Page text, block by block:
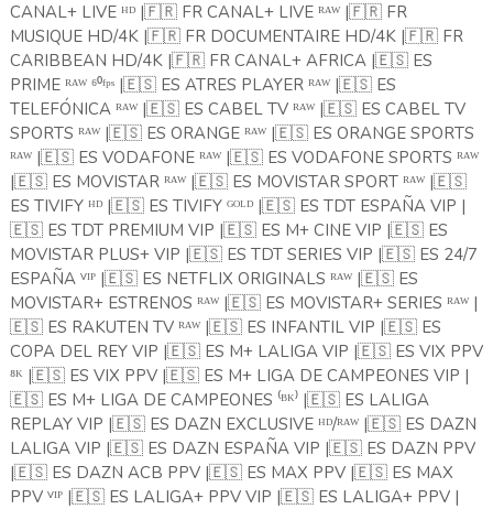
CANAL+ LIVE ᴴᴰ |🇫🇷FR CANAL+ LIVE ᴿᴬᵂ |🇫🇷FR
MUSIQUE HD/4K |🇫🇷FR DOCUMENTAIRE HD/4K |🇫🇷FR
CARIBBEAN HD/4K |🇫🇷FR CANAL+ AFRICA |🇪🇸ES
PRIME ᴿᴬᵂ ⁶⁰ᶠᵖˢ |🇪🇸ES ATRES PLAYER ᴿᴬᵂ |🇪🇸ES
TELEFÓNICA ᴿᴬᵂ |🇪🇸ES CABEL TV ᴿᴬᵂ |🇪🇸ES CABEL TV
SPORTS ᴿᴬᵂ |🇪🇸ES ORANGE ᴿᴬᵂ |🇪🇸ES ORANGE SPORTS
ᴿᴬᵂ |🇪🇸ES VODAFONE ᴿᴬᵂ |🇪🇸ES VODAFONE SPORTS ᴿᴬᵂ
|🇪🇸ES MOVISTAR ᴿᴬᵂ |🇪🇸ES MOVISTAR SPORT ᴿᴬᵂ |🇪🇸
ES TIVIFY ᴴᴰ |🇪🇸ES TIVIFY ᴳᴼᴸᴰ |🇪🇸ES TDT ESPAÑA VIP |
🇪🇸ES TDT PREMIUM VIP |🇪🇸ES M+ CINE VIP |🇪🇸ES
MOVISTAR PLUS+ VIP |🇪🇸ES TDT SERIES VIP |🇪🇸ES 24/7
ESPAÑA ⱽᴵᴾ |🇪🇸ES NETFLIX ORIGINALS ᴿᴬᵂ |🇪🇸ES
MOVISTAR+ ESTRENOS ᴿᴬᵂ |🇪🇸ES MOVISTAR+ SERIES ᴿᴬᵂ |
🇪🇸ES RAKUTEN TV ᴿᴬᵂ |🇪🇸ES INFANTIL VIP |🇪🇸ES
COPA DEL REY VIP |🇪🇸ES M+ LALIGA VIP |🇪🇸ES VIX PPV
⁸ᴷ |🇪🇸ES VIX PPV |🇪🇸ES M+ LIGA DE CAMPEONES VIP |
🇪🇸ES M+ LIGA DE CAMPEONES ⁽ᴮᴷ⁾ |🇪🇸ES LALIGA
REPLAY VIP |🇪🇸ES DAZN EXCLUSIVE ᴴᴰ/ᴿᴬᵂ |🇪🇸ES DAZN
LALIGA VIP |🇪🇸ES DAZN ESPAÑA VIP |🇪🇸ES DAZN PPV
|🇪🇸ES DAZN ACB PPV |🇪🇸ES MAX PPV |🇪🇸ES MAX
PPV ⱽᴵᴾ |🇪🇸ES LALIGA+ PPV VIP |🇪🇸ES LALIGA+ PPV |